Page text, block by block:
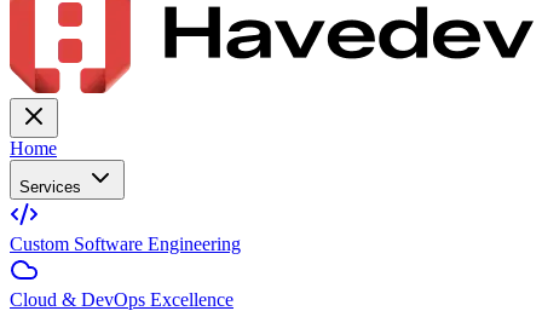
Home
Services
Custom Software Engineering
Cloud & DevOps Excellence